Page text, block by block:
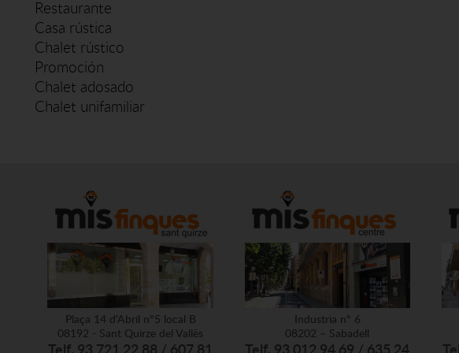
Restaurante
Casa rústica
Chalet rústico
Promoción
Chalet adosado
Chalet unifamiliar
Plaça 14 d'Abril nº5 local B
08192 - Sant Quirze del Vallès
Telf. 93 721 22 88 / 607 81
Industria nº 6
08202 – Sabadell
Telf. 93 012 94 69 / 635 24